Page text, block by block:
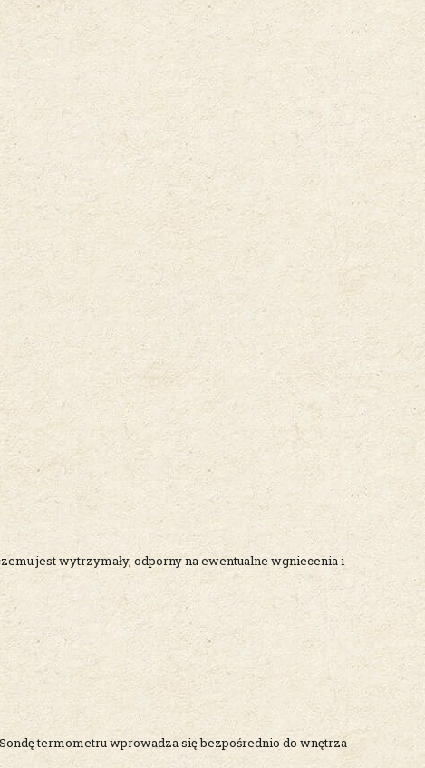
jest wytrzymały, odporny na ewentualne wgniecenia i
termometru wprowadza się bezpośrednio do wnętrza